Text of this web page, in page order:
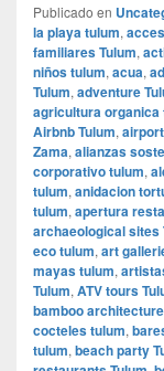
Publicado en
la playa tulum,
familiares Tulum,
niños tulum, acua,
Tulum, adventure
agricultura organica
Airbnb Tulum,
Zama, alianzas
corporativo tulum,
tulum, anidacion
tulum, apertura
archaeological sites
eco tulum, art
mayas tulum,
Tulum, ATV tours
bamboo
cocteles tulum,
tulum, beach party